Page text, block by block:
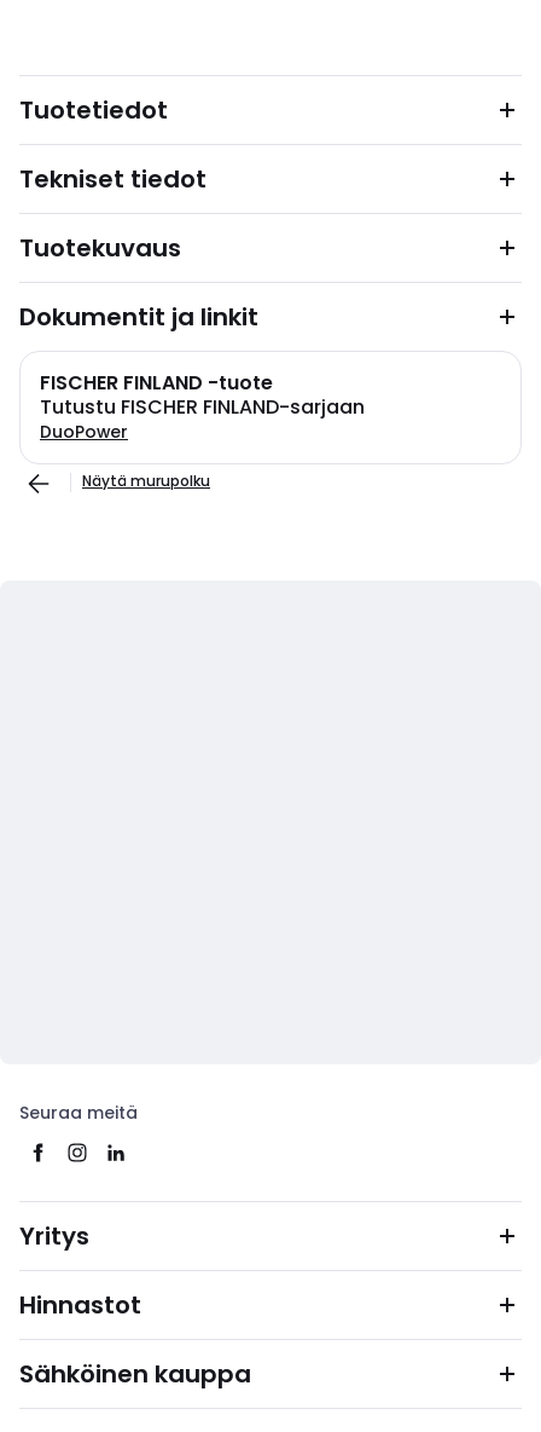
Tuotetiedot
Tekniset tiedot
Tuotekuvaus
Dokumentit ja linkit
FISCHER FINLAND -tuote
Tutustu FISCHER FINLAND-sarjaan
DuoPower
Näytä murupolku
Seuraa meitä
Yritys
Hinnastot
Sähköinen kauppa